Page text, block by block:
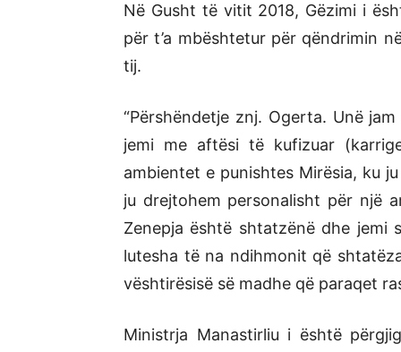
Në Gusht të vitit 2018, Gëzimi i
për t’a mbështetur për qëndrimin
tij.
“Përshëndetje znj. Ogerta. Unë
jemi me aftësi të kufizuar
ambientet e punishtes Mirësia, ku
ju drejtohem personalisht për një
Zenepja është shtatzënë dhe
lutesha të na ndihmonit që
vështirësisë së madhe që paraqet
Ministrja Manastirliu i është